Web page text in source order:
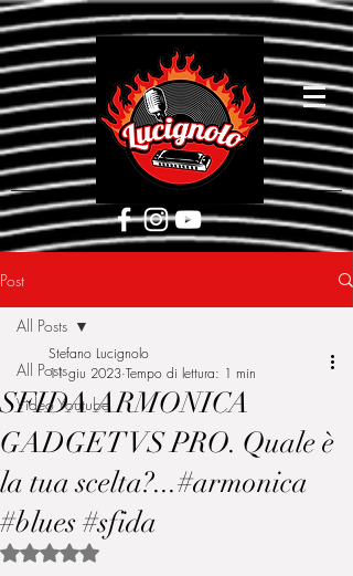
[google5752d089b3584a1d.html]
Post
All Posts
Video Youtube
All Posts
SFIDA ARMONICA
GADGET VS PRO. Quale è
la tua scelta?...#armonica
#blues #sfida
Stefano Lucignolo
11 giu 2023 Tempo di lettura: 1 min
Valutazione NaN stelle su 5.